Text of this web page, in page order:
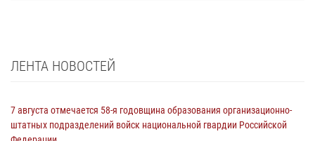
ЛЕНТА НОВОСТЕЙ
7 августа отмечается 58-я годовщина образования организационно-
штатных подразделений войск национальной гвардии Российской